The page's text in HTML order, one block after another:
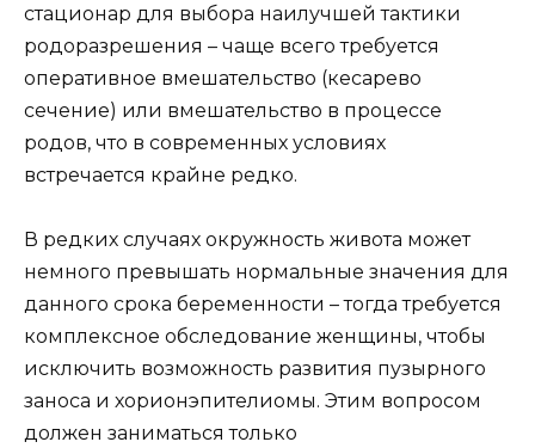
стационар для выбора наилучшей тактики
родоразрешения – чаще всего требуется
оперативное вмешательство (кесарево
сечение) или вмешательство в процессе
родов, что в современных условиях
встречается крайне редко.
В редких случаях окружность живота может
немного превышать нормальные значения для
данного срока беременности – тогда требуется
комплексное обследование женщины, чтобы
исключить возможность развития пузырного
заноса и хорионэпителиомы. Этим вопросом
должен заниматься только